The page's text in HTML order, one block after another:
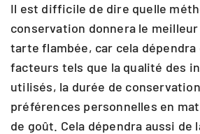
Il est difficile de dire quelle
conservation donnera le
tarte flambée, car cela dépendra
facteurs tels que la qualité des
utilisés, la durée de
préférences personnelles en
de goût. Cela dépendra aussi de